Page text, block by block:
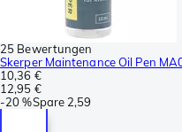
25 Bewertungen
Skerper Maintenance Oil Pen
10,36 €
12,95 €
-20 %Spare 2,59